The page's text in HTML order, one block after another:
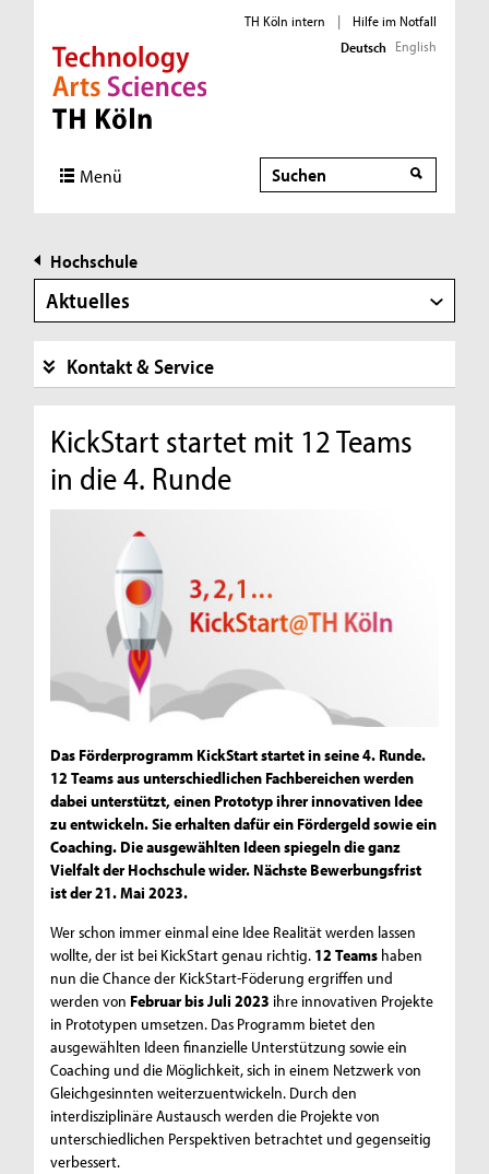
Direkt zur Hauptnavigation
Direkt zur Subnavigation
Direkt zum Inhalt
Direkt zum Fußbereich
TH Köln intern |
Hilfe im Notfall
Deutsch English
Menü Suche
Hochschule
Aktuelles
Kontakt & Service
KickStart startet mit 12 Teams
in die 4. Runde
Das Förderprogramm KickStart startet in seine 4. Runde.
12 Teams aus unterschiedlichen Fachbereichen werden
dabei unterstützt, einen Prototyp ihrer innovativen Idee
zu entwickeln. Sie erhalten dafür ein Fördergeld sowie ein
Coaching. Die ausgewählten Ideen spiegeln die ganz
Vielfalt der Hochschule wider. Nächste Bewerbungsfrist
ist der 21. Mai 2023.
Wer schon immer einmal eine Idee Realität werden lassen
wollte, der ist bei KickStart genau richtig. 12 Teams haben
nun die Chance der KickStart-Föderung ergriffen und
werden von Februar bis Juli 2023 ihre innovativen Projekte
in Prototypen umsetzen. Das Programm bietet den
ausgewählten Ideen finanzielle Unterstützung sowie ein
Coaching und die Möglichkeit, sich in einem Netzwerk von
Gleichgesinnten weiterzuentwickeln. Durch den
interdisziplinäre Austausch werden die Projekte von
unterschiedlichen Perspektiven betrachtet und gegenseitig
verbessert.